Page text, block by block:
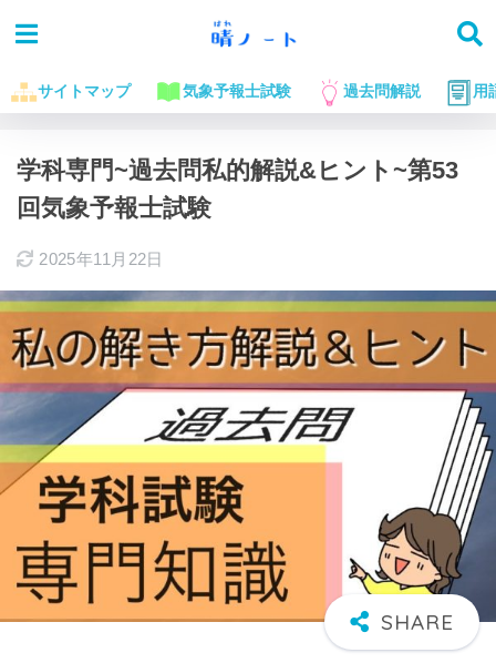
サイトマップ 気象予報士試験 過去問解説 用
ホーム 気象予報士試験に役立つお話 過去問解説
学科専門~過去問私的解説&ヒント~第53
回気象予報士試験
2025年11月22日